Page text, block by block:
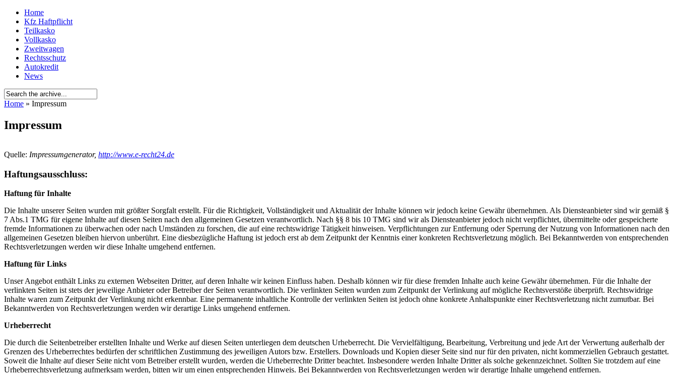
Home
Kfz Haftpflicht
Teilkasko
Vollkasko
Zweitwagen
Rechtsschutz
Autokredit
News
Home » Impressum
Impressum
Quelle: Impressumgenerator, http://www.e-recht24.de
Haftungsausschluss:
Haftung für Inhalte
Die Inhalte unserer Seiten wurden mit größter Sorgfalt erstellt. Für die Richtigkeit, Vollständigkeit und Aktualität der Inhalte können wir jedoch keine Gewähr übernehmen. Als Diensteanbieter sind wir gemäß §
7 Abs.1 TMG für eigene Inhalte auf diesen Seiten nach den allgemeinen Gesetzen verantwortlich. Nach §§ 8 bis 10 TMG sind wir als Diensteanbieter jedoch nicht verpflichtet, übermittelte oder gespeicherte
fremde Informationen zu überwachen oder nach Umständen zu forschen, die auf eine rechtswidrige Tätigkeit hinweisen. Verpflichtungen zur Entfernung oder Sperrung der Nutzung von Informationen nach den
allgemeinen Gesetzen bleiben hiervon unberührt. Eine diesbezügliche Haftung ist jedoch erst ab dem Zeitpunkt der Kenntnis einer konkreten Rechtsverletzung möglich. Bei Bekanntwerden von entsprechenden
Rechtsverletzungen werden wir diese Inhalte umgehend entfernen.
Haftung für Links
Unser Angebot enthält Links zu externen Webseiten Dritter, auf deren Inhalte wir keinen Einfluss haben. Deshalb können wir für diese fremden Inhalte auch keine Gewähr übernehmen. Für die Inhalte der
verlinkten Seiten ist stets der jeweilige Anbieter oder Betreiber der Seiten verantwortlich. Die verlinkten Seiten wurden zum Zeitpunkt der Verlinkung auf mögliche Rechtsverstöße überprüft. Rechtswidrige
Inhalte waren zum Zeitpunkt der Verlinkung nicht erkennbar. Eine permanente inhaltliche Kontrolle der verlinkten Seiten ist jedoch ohne konkrete Anhaltspunkte einer Rechtsverletzung nicht zumutbar. Bei
Bekanntwerden von Rechtsverletzungen werden wir derartige Links umgehend entfernen.
Urheberrecht
Die durch die Seitenbetreiber erstellten Inhalte und Werke auf diesen Seiten unterliegen dem deutschen Urheberrecht. Die Vervielfältigung, Bearbeitung, Verbreitung und jede Art der Verwertung außerhalb der
Grenzen des Urheberrechtes bedürfen der schriftlichen Zustimmung des jeweiligen Autors bzw. Erstellers. Downloads und Kopien dieser Seite sind nur für den privaten, nicht kommerziellen Gebrauch gestattet.
Soweit die Inhalte auf dieser Seite nicht vom Betreiber erstellt wurden, werden die Urheberrechte Dritter beachtet. Insbesondere werden Inhalte Dritter als solche gekennzeichnet. Sollten Sie trotzdem auf eine
Urheberrechtsverletzung aufmerksam werden, bitten wir um einen entsprechenden Hinweis. Bei Bekanntwerden von Rechtsverletzungen werden wir derartige Inhalte umgehend entfernen.